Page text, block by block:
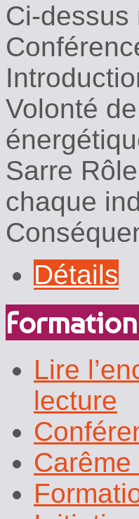
Ci-dessus
Volonté
Sarre
chaque
Détails
Formation
Lire
lecture